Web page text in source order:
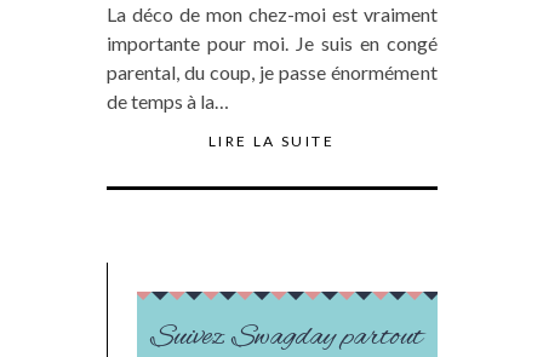
La déco de mon chez-moi est vraiment
importante pour moi. Je suis en congé
parental, du coup, je passe énormément
de temps à la…
LIRE LA SUITE
Suivez Swagday partout